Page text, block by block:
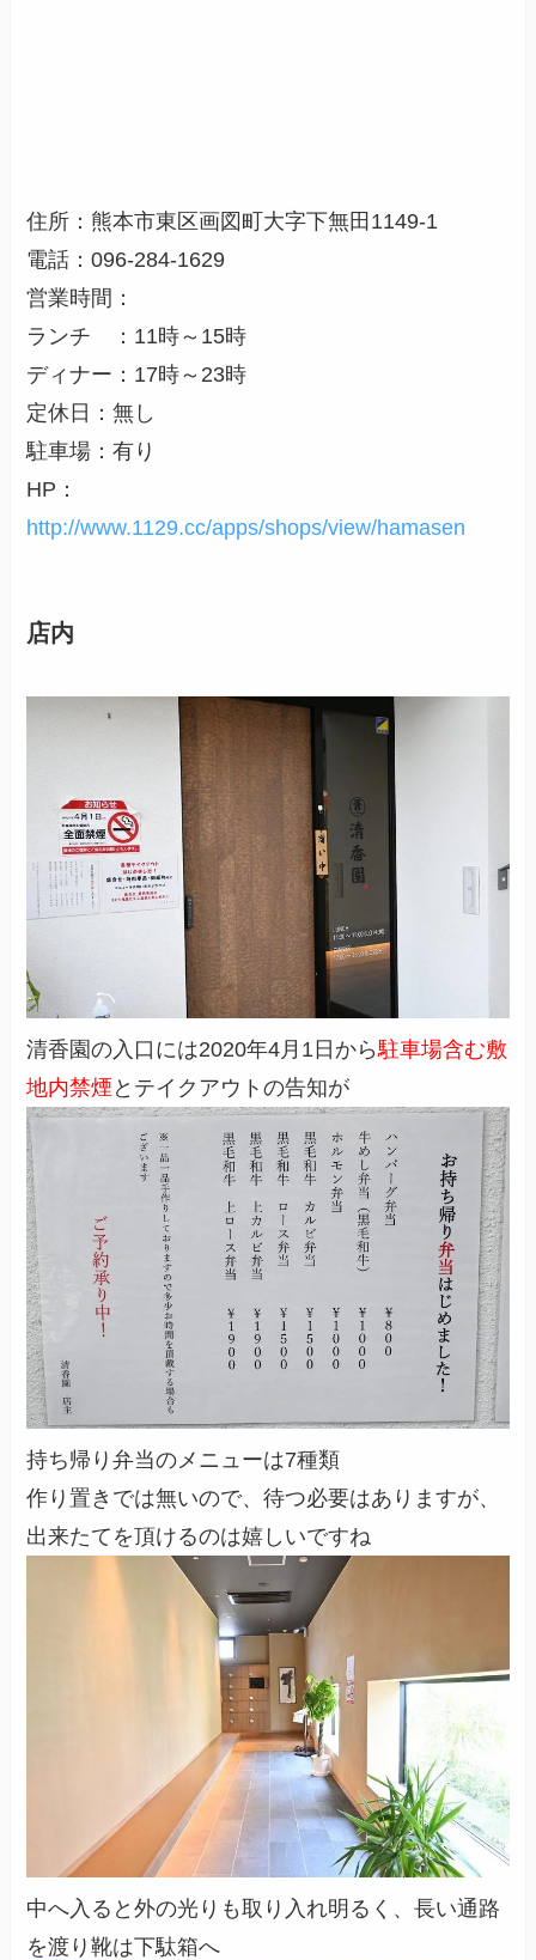
住所：熊本市東区画図町大字下無田1149-1
電話：096-284-1629
営業時間：
ランチ ：11時～15時
ディナー：17時～23時
定休日：無し
駐車場：有り
HP：
http://www.1129.cc/apps/shops/view/hamasen
店内
清香園の入口には2020年4月1日から駐車場含む敷
地内禁煙 とテイクアウトの告知が
持ち帰り弁当のメニューは7種類
作り置きでは無いので、待つ必要はありますが、
出来たてを頂けるのは嬉しいですね
中へ入ると外の光りも取り入れ明るく、長い通路
を渡り靴は下駄箱へ